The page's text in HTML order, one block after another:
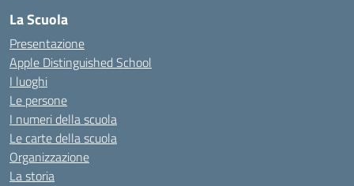
La Scuola
Presentazione
Apple Distinguished School
I luoghi
Le persone
I numeri della scuola
Le carte della scuola
Organizzazione
La storia